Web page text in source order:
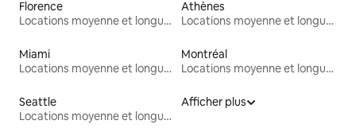
Florence
Locations moyenne et longue durée
Athènes
Locations moyenne et longue durée
Miami
Locations moyenne et longue durée
Montréal
Locations moyenne et longue durée
Seattle
Locations moyenne et longue durée
Afficher plus